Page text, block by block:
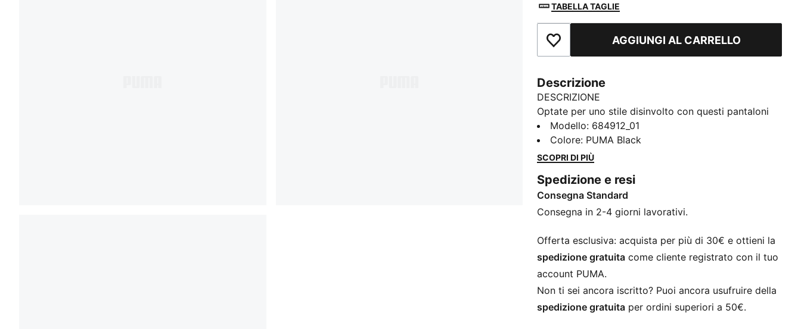
TABELLA TAGLIE
Aggiungi ai PreferitiAGGIUNGI AL CARRELLO
Descrizione
DESCRIZIONE
Optate per uno stile disinvolto con questi pantaloni
da tuta PUMA. Caratterizzati da un'elegante stampa
in gomma PUMA No. 1 Logo e da un elastico in vita
per una vestibilità avvolgente, sono perfetti per
tocco di stile PUMA.
CARATTERISTICHE + VANTAGGI
Con almeno il 50% di materiale riciclato
Vestibilità regolare
Felpa
Lunghezza regolare
PUMA per ragazzi: per bambini più grandi dagli otto
ai sedici anni
Modello: 684912_01
Colore: PUMA Black
SCOPRI DI PIÙ
Spedizione e resi
Consegna Standard
Consegna in 2-4 giorni lavorativi.
Offerta esclusiva: acquista per più di 30€ e ottieni la
spedizione gratuita come cliente registrato con il tuo
account PUMA.
Non ti sei ancora iscritto? Puoi ancora usufruire della
spedizione gratuita per ordini superiori a 50€.